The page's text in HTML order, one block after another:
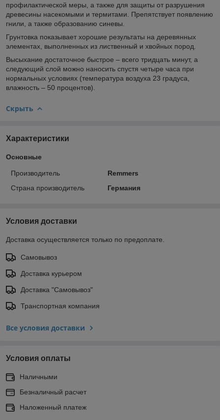
профилактической меры, а также для защиты от разрушения
древесины насекомыми и термитами. Препятствует появлению
гнили, а также образованию синевы.
Грунтовка показывает хорошие результаты на деревянных
элементах, выполненных из лиственный и хвойных пород.
Высыхание достаточное быстрое – всего тридцать минут, а
следующий слой можно наносить спустя четыре часа при
нормальных условиях (температура воздуха 23 градуса,
влажность – 50 процентов).
Скрыть
Характеристики
Основные
Производитель
Remmers
Страна производитель
Германия
Условия доставки
Доставка осуществляется только по предоплате.
Самовывоз
Доставка курьером
Доставка "Самовывоз"
Транспортная компания
Все условия доставки
Условия оплаты
Наличными
Безналичный расчет
Наложенный платеж